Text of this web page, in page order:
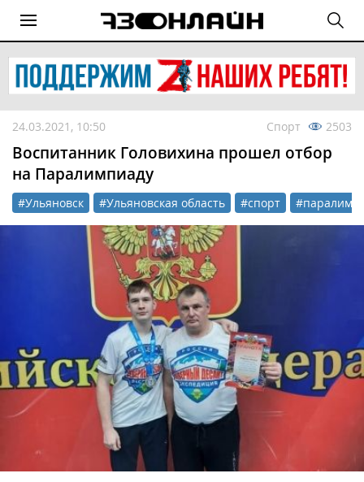
24.03.2021, 10:50 Спорт 2503
Воспитанник Головихина прошел отбор
на Паралимпиаду
#Ульяновск #Ульяновская область #спорт